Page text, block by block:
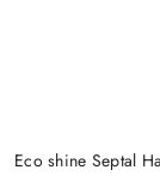
Eco shine Septal